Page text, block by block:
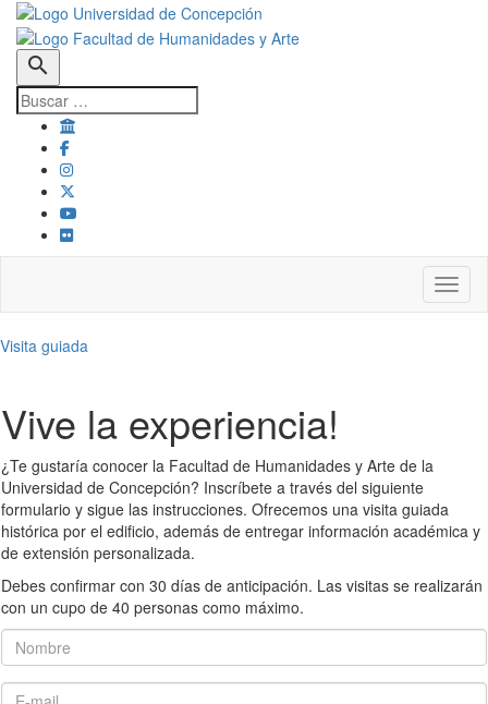
search
Visita guiada
Vive la experiencia!
¿Te gustaría conocer la Facultad de Humanidades y Arte de la
Universidad de Concepción? Inscríbete a través del siguiente
formulario y sigue las instrucciones. Ofrecemos una visita guiada
histórica por el edificio, además de entregar información académica y
de extensión personalizada.
Debes confirmar con 30 días de anticipación. Las visitas se realizarán
con un cupo de 40 personas como máximo.
Nombre
E-mail